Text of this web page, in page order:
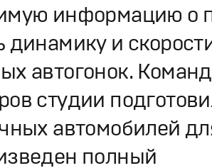
информацию о
динамику и
автогонок.
студии
автомобилей
полный